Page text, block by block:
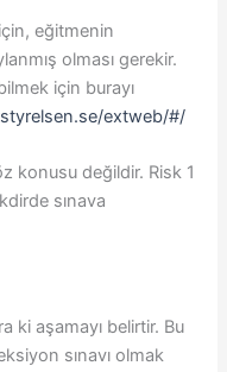
eğitmenin
olması gerekir.
için burayı
extweb/#/
konusu değildir. Risk 1
sınava
ki aşamayı belirtir. Bu
sınavı olmak